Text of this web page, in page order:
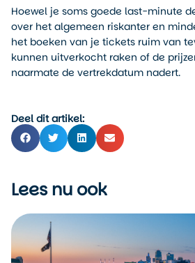
Hoewel je soms goede last-minute
over het algemeen riskanter en
het boeken van je tickets ruim van
kunnen uitverkocht raken of de
naarmate de vertrekdatum nadert.
Deel dit artikel:
Lees nu ook